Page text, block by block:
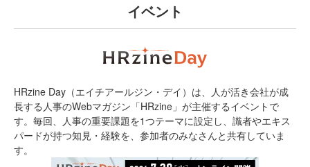
イベント
HRzine Day（エイチアールジン・デイ）は、人が活き会社が成
長する人事のWebマガジン「HRzine」が主催するイベントで
す。毎回、人事の重要課題を1つテーマに設定し、識者やエキス
パードが持つ知見・経験を、参加者のみなさんと共有していま
す。